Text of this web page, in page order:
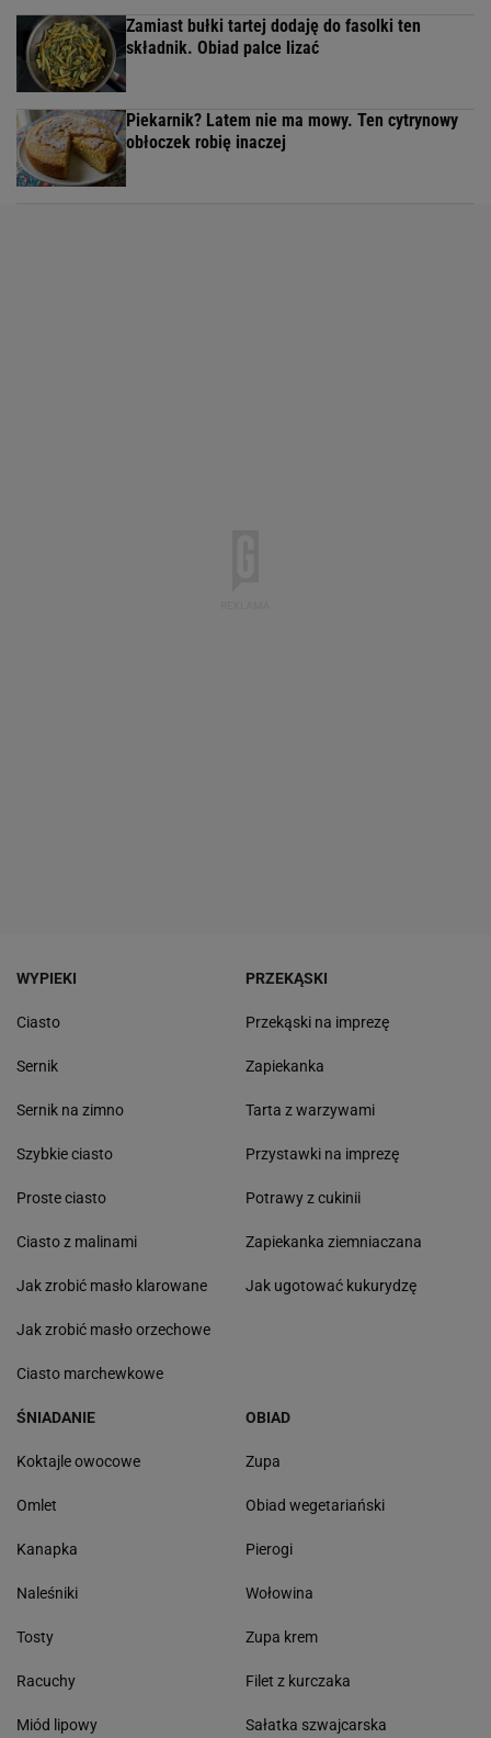
Zamiast bułki tartej dodaję do fasolki ten
składnik. Obiad palce lizać
Piekarnik? Latem nie ma mowy. Ten cytrynowy
obłoczek robię inaczej
WYPIEKI
Ciasto
Sernik
Sernik na zimno
Szybkie ciasto
Proste ciasto
Ciasto z malinami
Jak zrobić masło klarowane
Jak zrobić masło orzechowe
Ciasto marchewkowe
PRZEKĄSKI
Przekąski na imprezę
Zapiekanka
Tarta z warzywami
Przystawki na imprezę
Potrawy z cukinii
Zapiekanka ziemniaczana
Jak ugotować kukurydzę
ŚNIADANIE
Koktajle owocowe
Omlet
Kanapka
Naleśniki
Tosty
Racuchy
Miód lipowy
OBIAD
Zupa
Obiad wegetariański
Pierogi
Wołowina
Zupa krem
Filet z kurczaka
Sałatka szwajcarska